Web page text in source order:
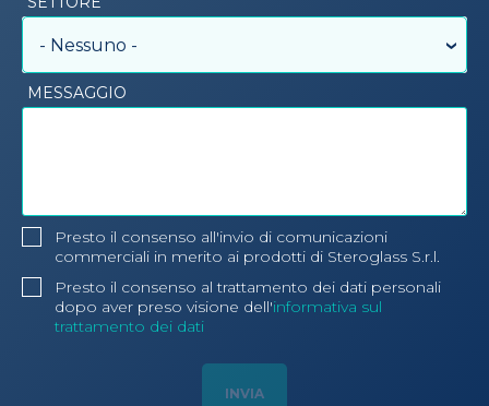
- Nessuno -
MESSAGGIO
Presto il consenso all'invio di comunicazioni
commerciali in merito ai prodotti di Steroglass S.r.l.
Presto il consenso al trattamento dei dati personali
dopo aver preso visione dell'informativa sul
trattamento dei dati